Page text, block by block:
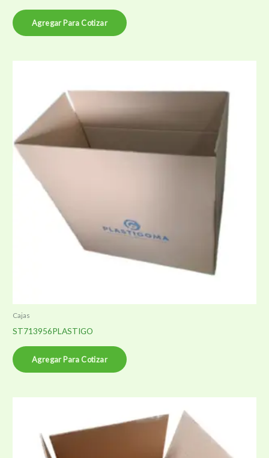
Agregar Para Cotizar
Cajas
ST713956PLASTIGO
Agregar Para Cotizar